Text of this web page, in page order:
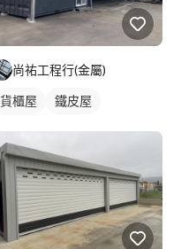
尚祐工程行(金屬)
貨櫃屋
鐵皮屋